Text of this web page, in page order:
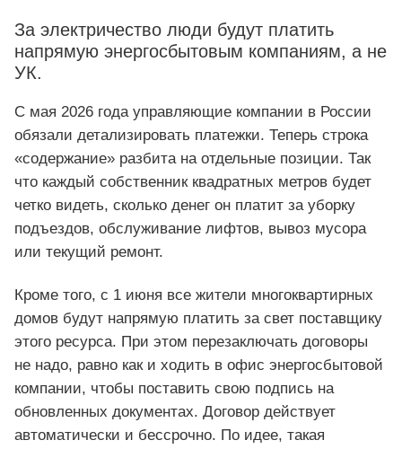
За электричество люди будут платить
напрямую энергосбытовым компаниям, а не
УК.
С мая 2026 года управляющие компании в России
обязали детализировать платежки. Теперь строка
«содержание» разбита на отдельные позиции. Так
что каждый собственник квадратных метров будет
четко видеть, сколько денег он платит за уборку
подъездов, обслуживание лифтов, вывоз мусора
или текущий ремонт.
Кроме того, с 1 июня все жители многоквартирных
домов будут напрямую платить за свет поставщику
этого ресурса. При этом перезаключать договоры
не надо, равно как и ходить в офис энергосбытовой
компании, чтобы поставить свою подпись на
обновленных документах. Договор действует
автоматически и бессрочно. По идее, такая